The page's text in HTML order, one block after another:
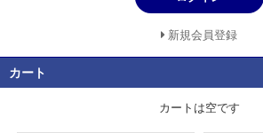
新規会員登録
カート
カートは空です